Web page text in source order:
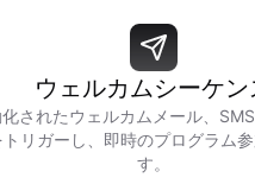
ウェルカムシーケン
化されたウェルカムメール、
リガーし、即時のプログラム
す。